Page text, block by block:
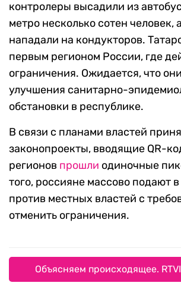
контролеры высадили из
метро несколько сотен
нападали на кондукторов.
первым регионом России, где
ограничения. Ожидается, что
улучшения санитарно-
обстановки в республике.
В связи с планами властей
законопроекты, вводящие QR-
регионов прошли одиночные
того, россияне массово подают
против местных властей с
отменить ограничения.
Объясняем происходящее.